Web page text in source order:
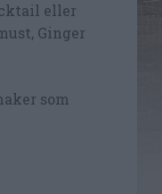
eller
Ginger
som